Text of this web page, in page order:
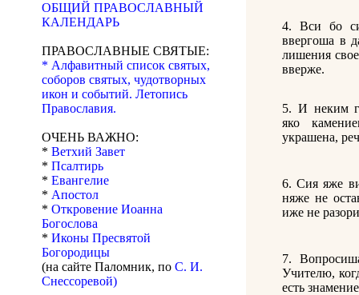
ОБЩИЙ ПРАВОСЛАВНЫЙ
КАЛЕНДАРЬ
ПРАВОСЛАВНЫЕ СВЯТЫЕ:
* Алфавитный список святых,
соборов святых, чудотворных
икон и событий. Летопись
Православия.
ОЧЕНЬ ВАЖНО:
* Ветхий Завет
* Псалтирь
* Евангелие
* Апостол
* Откровение Иоанна
Богослова
* Иконы Пресвятой
Богородицы
(на сайте Паломник, по С. И.
Снессоревой)
4. Вси бо
ввергоша в
лишения
вверже.
5. И неким
яко
украшена,
6. Сия яже
няже не
иже не
7.
Учителю,
есть